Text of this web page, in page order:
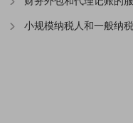
小规模纳税人和一般纳